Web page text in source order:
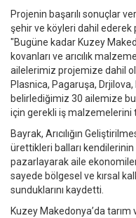
Projenin başarılı sonuçlar
şehir ve köyleri dahil
"Bugüne kadar Kuzey
kovanları ve arıcılık
ailelerimiz projemize dahil
Plasnica, Pagaruşa,
belirlediğimiz 30 ailemize
için gerekli iş malzemelerini
Bayrak, Arıcılığın
ürettikleri balları
pazarlayarak aile
sayede bölgesel ve kırsal
sunduklarını kaydetti.
Kuzey Makedonya’da tarım